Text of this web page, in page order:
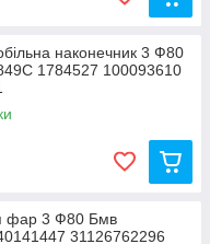
наконечник 3 Ф80
1784527 100093610
фар 3 Ф80 Бмв
31126762296